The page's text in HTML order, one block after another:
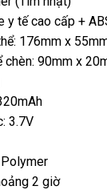
y tế cao cấp +
176mm x
chèn: 90mm x
3.7V
2 giờ